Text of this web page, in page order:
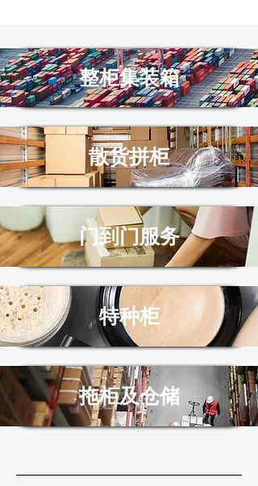
​整柜集装箱
​散货拼柜
门到门服务
特种柜
拖柜及仓储